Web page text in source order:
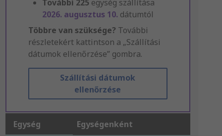
További 225 egység szállítása
2026. augusztus 10. dátumtól
Többre van szüksége? További
részletekért kattintson a „Szállítási
dátumok ellenőrzése” gombra.
Szállítási dátumok
ellenőrzése
Egység Egységenként